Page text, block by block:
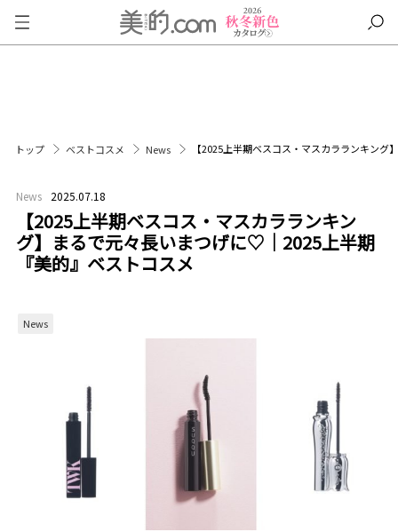
トップ ベストコスメ News 【2025上半期ベスコス・マスカラランキン
News 2025.07.18
【2025上半期ベスコス・マスカラランキン
グ】まるで元々長いまつげに♡｜2025上半期
『美的』ベストコスメ
News